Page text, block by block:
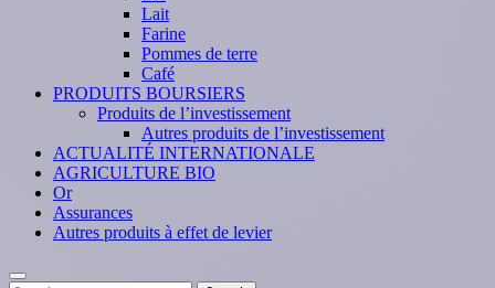
Lait
Farine
Pommes de terre
Café
PRODUITS BOURSIERS
Produits de l’investissement
Autres produits de l’investissement
ACTUALITÉ INTERNATIONALE
AGRICULTURE BIO
Or
Assurances
Autres produits à effet de levier
Search